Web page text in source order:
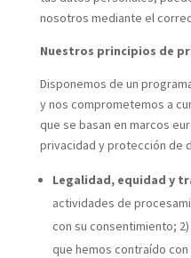
nosotros mediante el
Nuestros principios de
Disponemos de un
y nos comprometemos a
que se basan en marcos
privacidad y protección de
Legalidad, equidad y
actividades de
con su consentimiento;
que hemos contraído